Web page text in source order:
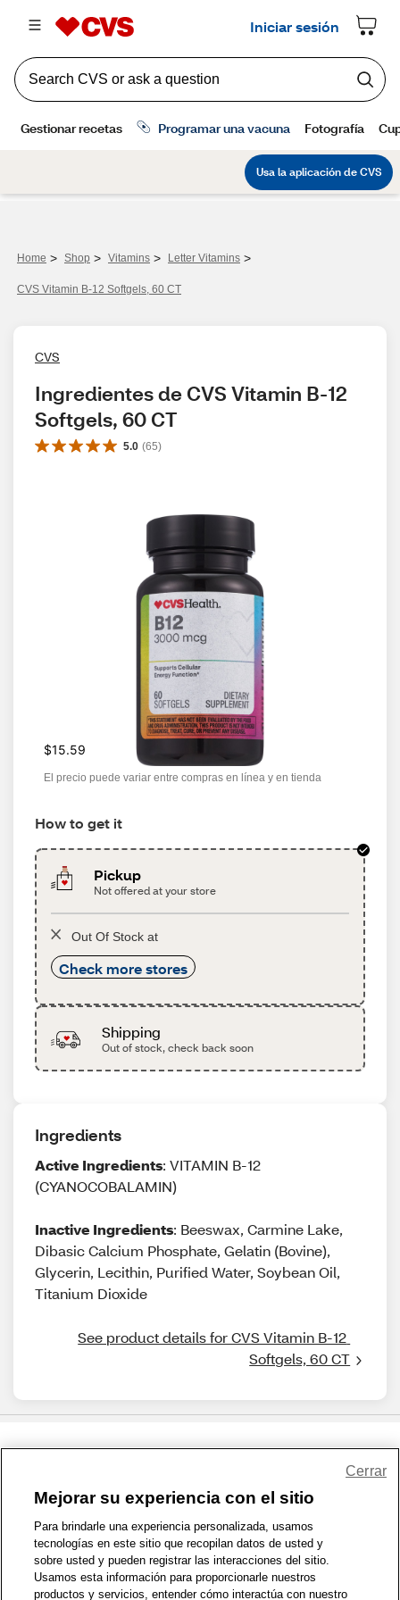
Home > Shop > Vitamins > Letter Vitamins >
CVS Vitamin B-12 Softgels, 60 CT
CVS
Ingredientes de CVS Vitamin B-12
Softgels, 60 CT
5.0 (65)
$15.59
El precio puede variar entre compras en línea y en tienda
How to get it
Pickup
Not offered at your store
Out Of Stock at
Check more stores
Shipping
Out of stock, check back soon
Ingredients
Active Ingredients: VITAMIN B-12
(CYANOCOBALAMIN)
Inactive Ingredients: Beeswax, Carmine Lake,
Dibasic Calcium Phosphate, Gelatin (Bovine),
Glycerin, Lecithin, Purified Water, Soybean Oil,
Titanium Dioxide
See product details for CVS Vitamin B-12
Softgels, 60 CT
1-800-679-9691 | Contáctenos | Términos de Uso | Accesibilidad
Política de Privacidad | WA Privacy Policy | Mapa del sitio
Zona de Bienestar | © 1999 - 2026 CVS.com
Mejorar su experiencia con el sitio
Para brindarle una experiencia personalizada, usamos
tecnologías en este sitio que recopilan datos de usted y
sobre usted y pueden registrar las interacciones del sitio.
Usamos esta información para proporcionarle nuestros
productos y servicios, entender cómo interactúa con nuestro
Cerrar